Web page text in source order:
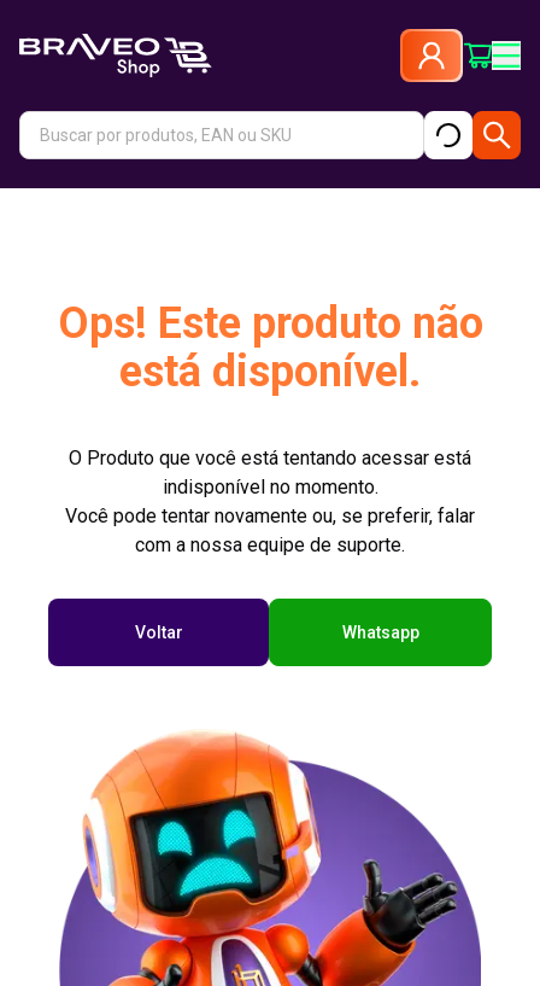
Ops! Este produto não
está disponível.
O Produto que você está tentando acessar está
indisponível no momento.
Você pode tentar novamente ou, se preferir, falar
com a nossa equipe de suporte.
Voltar Whatsapp